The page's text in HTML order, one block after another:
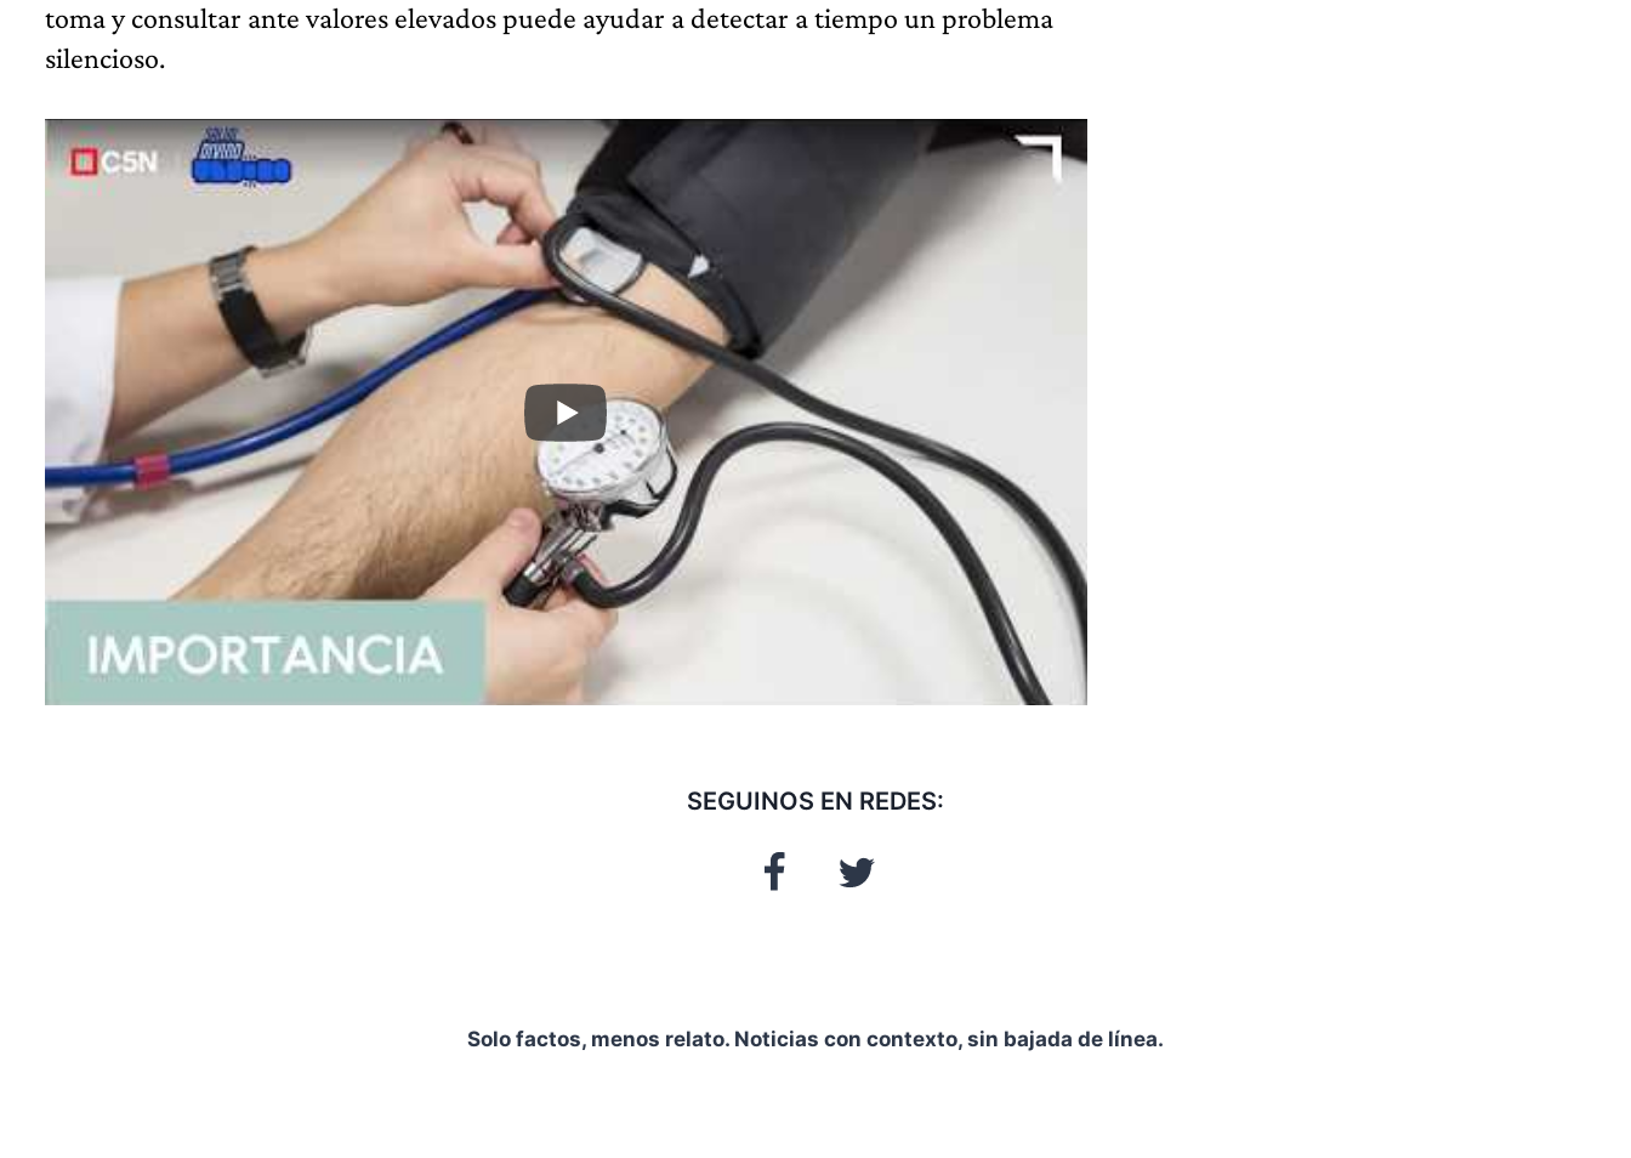
toma y consultar ante valores elevados puede ayudar a detectar a tiempo un problema
silencioso.
SEGUINOS EN REDES:
Solo factos, menos relato. Noticias con contexto, sin bajada de línea.